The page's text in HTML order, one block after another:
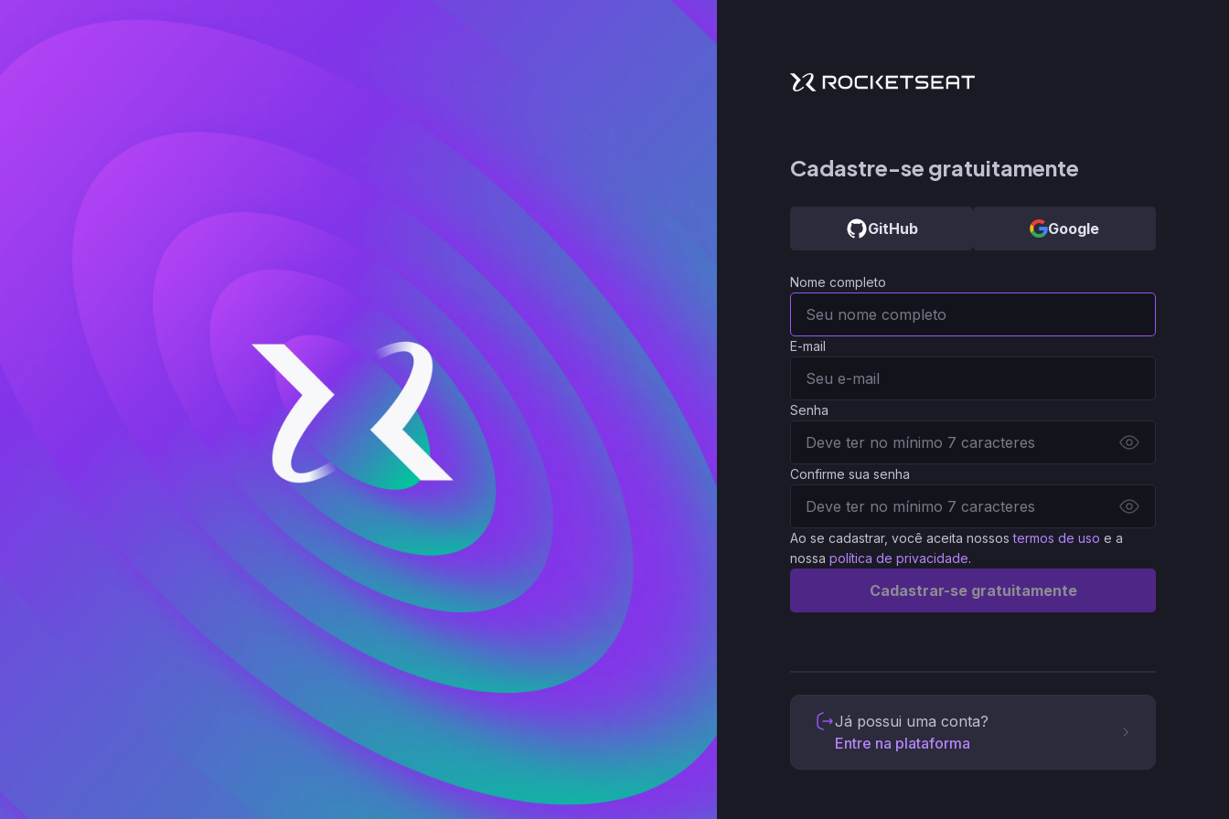
Cadastre-se gratuitamente
GitHub Google
Nome completo
E-mail
Senha
Confirme sua senha
Ao se cadastrar, você aceita nossos termos de uso e a
nossa política de privacidade.
Cadastrar-se gratuitamente
Já possui uma conta?
Entre na plataforma